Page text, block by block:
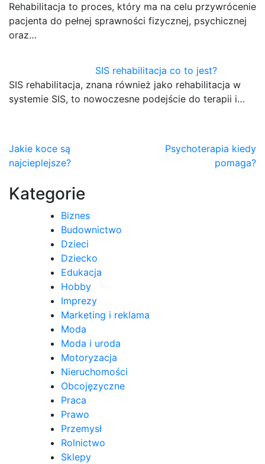
Rehabilitacja to proces, który ma na celu przywrócenie
pacjenta do pełnej sprawności fizycznej, psychicznej
oraz…
SIS rehabilitacja co to jest?
SIS rehabilitacja, znana również jako rehabilitacja w
systemie SIS, to nowoczesne podejście do terapii i…
Nawigacja
wpisu
Jakie koce są
najcieplejsze?
Psychoterapia kiedy
pomaga?
Kategorie
Biznes
Budownictwo
Dzieci
Dziecko
Edukacja
Hobby
Imprezy
Marketing i reklama
Moda
Moda i uroda
Motoryzacja
Nieruchomości
Obcojęzyczne
Praca
Prawo
Przemysł
Rolnictwo
Sklepy